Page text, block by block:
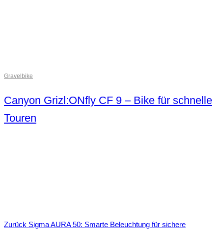
Gravelbike
Canyon Grizl:ONfly CF 9 – Bike für schnelle
Touren
Zurück Sigma AURA 50: Smarte Beleuchtung für sichere